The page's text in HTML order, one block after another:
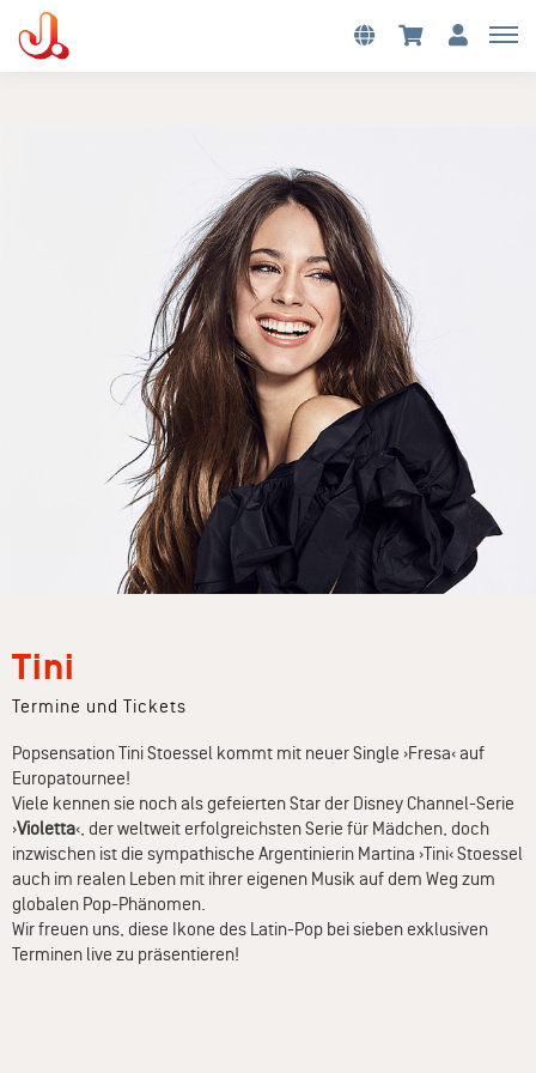
Tini
Termine und Tickets
Popsensation Tini Stoessel kommt mit neuer Single ›Fresa‹ auf
Europatournee!
Viele kennen sie noch als gefeierten Star der Disney Channel-Serie
›Violetta‹, der weltweit erfolgreichsten Serie für Mädchen, doch
inzwischen ist die sympathische Argentinierin Martina ›Tini‹ Stoessel
auch im realen Leben mit ihrer eigenen Musik auf dem Weg zum
globalen Pop-Phänomen.
Wir freuen uns, diese Ikone des Latin-Pop bei sieben exklusiven
Terminen live zu präsentieren!